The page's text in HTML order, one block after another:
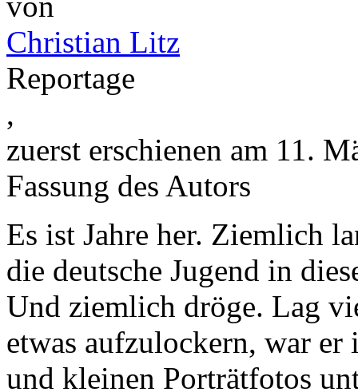
von
Christian Litz
Reportage
,
zuerst erschienen am 11.
Fassung des Autors
Es ist Jahre her. Ziemlich
die deutsche Jugend in
Und ziemlich dröge. Lag
etwas aufzulockern, war